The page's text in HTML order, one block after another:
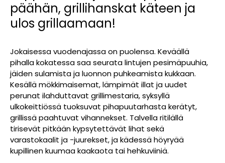
päähän, grillihanskat käteen ja
ulos grillaamaan!
Jokaisessa vuodenajassa on puolensa. Keväällä
pihalla kokatessa saa seurata lintujen pesimäpuuhia,
jäiden sulamista ja luonnon puhkeamista kukkaan.
Kesällä mökkimaisemat, lämpimät illat ja uudet
perunat ilahduttavat grillimestaria, syksyllä
ulkokeittiössä tuoksuvat pihapuutarhasta kerätyt,
grillissä paahtuvat vihannekset. Talvella ritilällä
tirisevät pitkään kypsytettävät lihat sekä
varastokaalit ja -juurekset, ja kädessä höyryää
kupillinen kuumaa kaakaota tai hehkuviiniä.